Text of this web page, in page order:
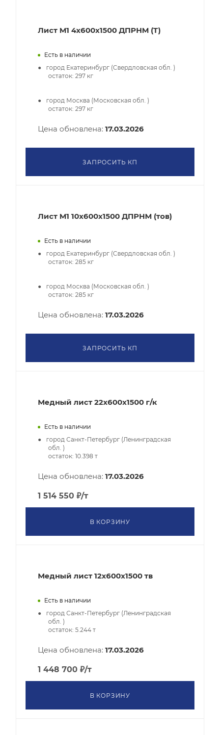
Лист М1 4х600х1500 ДПРНМ (Т)
Есть в наличии
город Екатеринбург (Свердловская обл. )
остаток: 297 кг
город Москва (Московская обл. )
остаток: 297 кг
Цена обновлена: 17.03.2026
ЗАПРОСИТЬ КП
Лист М1 10х600х1500 ДПРНМ (тов)
Есть в наличии
город Екатеринбург (Свердловская обл. )
остаток: 285 кг
город Москва (Московская обл. )
остаток: 285 кг
Цена обновлена: 17.03.2026
ЗАПРОСИТЬ КП
Медный лист 22x600x1500 г/к
Есть в наличии
город Санкт-Петербург (Ленинградская
обл. )
остаток: 10.398 т
Цена обновлена: 17.03.2026
1 514 550 ₽/т
В КОРЗИНУ
Медный лист 12x600x1500 тв
Есть в наличии
город Санкт-Петербург (Ленинградская
обл. )
остаток: 5.244 т
Цена обновлена: 17.03.2026
1 448 700 ₽/т
В КОРЗИНУ